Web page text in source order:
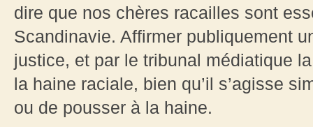
dire que nos chères racailles sont
Scandinavie. Affirmer publiquement
justice, et par le tribunal médiatique
la haine raciale, bien qu’il s’agisse
ou de pousser à la haine.